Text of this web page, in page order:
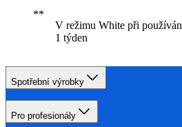
V režimu White při
1 týden
Spotřební výrobky
Pro profesionály